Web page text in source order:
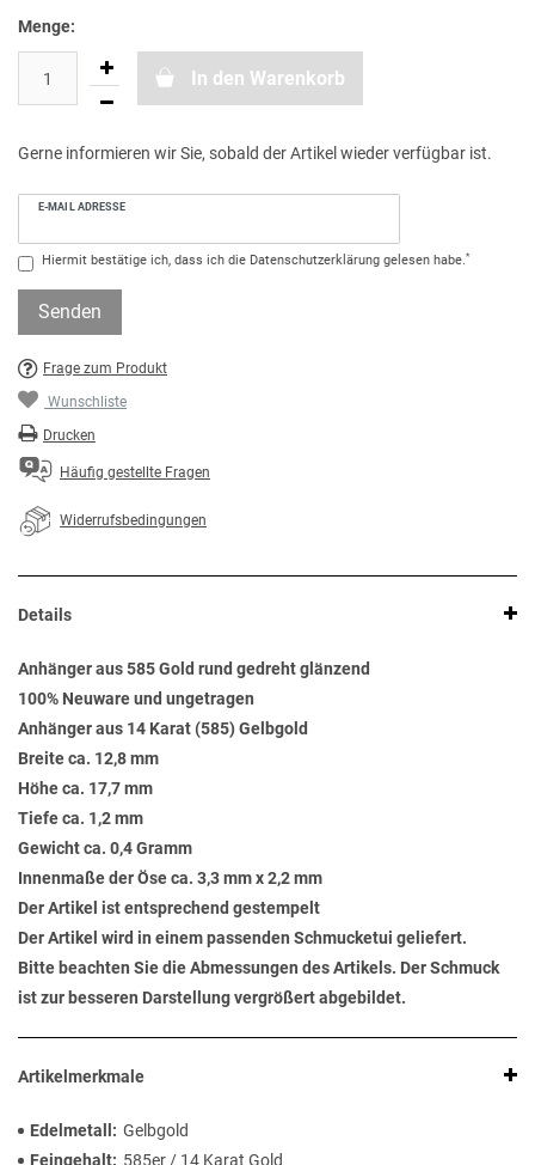
Menge:
In den Warenkorb
Gerne informieren wir Sie, sobald der Artikel wieder verfügbar ist.
E-MAIL ADRESSE
Hiermit bestätige ich, dass ich die Daten­schutz­erklärung gelesen habe.*
Senden
Frage zum Produkt
Wunschliste
Drucken
Häufig gestellte Fragen
Widerrufsbedingungen
Details
Anhänger aus 585 Gold rund gedreht glänzend
100% Neuware und ungetragen
Anhänger aus 14 Karat (585) Gelbgold
Breite ca. 12,8 mm
Höhe ca. 17,7 mm
Tiefe ca. 1,2 mm
Gewicht ca. 0,4 Gramm
Innenmaße der Öse ca. 3,3 mm x 2,2 mm
Der Artikel ist entsprechend gestempelt
Der Artikel wird in einem passenden Schmucketui geliefert.
Bitte beachten Sie die Abmessungen des Artikels. Der Schmuck
ist zur besseren Darstellung vergrößert abgebildet.
Artikelmerkmale
Edelmetall
Gelbgold
Feingehalt
585er / 14 Karat Gold